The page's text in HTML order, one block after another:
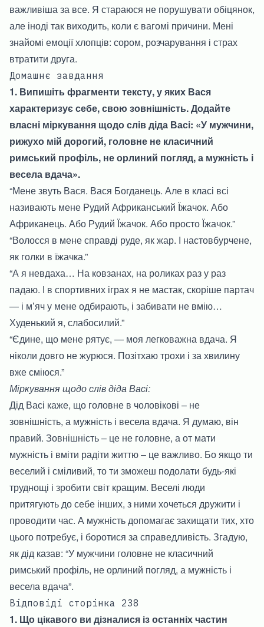
важливіша за все. Я стараюся не порушувати обіцянок,
але іноді так виходить, коли є вагомі причини. Мені
знайомі емоції хлопців: сором, розчарування і страх
втратити друга.
Домашнє завдання
1. Випишіть фрагменти тексту, у яких Вася
характеризує себе, свою зовнішність. Додайте
власні міркування щодо слів діда Васі: «У мужчини,
рижухо мій дорогий, головне не класичний
римський профіль, не орлиний погляд, а мужність і
весела вдача».
“Мене звуть Вася. Вася Богданець. Але в класі всі
називають мене Рудий Африканський Їжачок. Або
Африканець. Або Рудий Їжачок. Або просто Їжачок.”
“Волосся в мене справді руде, як жар. І настовбурчене,
як голки в їжачка.”
“А я невдаха… На ковзанах, на роликах раз у раз
падаю. І в спортивних іграх я не мастак, скоріше партач
— і м’яч у мене одбирають, і забивати не вмію…
Худенький я, слабосилий.”
“Єдине, що мене рятує, — моя легковажна вдача. Я
ніколи довго не журюся. Позітхаю трохи і за хвилину
вже сміюся.”
Міркування щодо слів діда Васі:
Дід Васі каже, що головне в чоловікові – не
зовнішність, а мужність і весела вдача. Я думаю, він
правий. Зовнішність – це не головне, а от мати
мужність і вміти радіти життю – це важливо. Бо якщо ти
веселий і сміливий, то ти зможеш подолати будь-які
труднощі і зробити світ кращим. Веселі люди
притягують до себе інших, з ними хочеться дружити і
проводити час. А мужність допомагає захищати тих, хто
цього потребує, і боротися за справедливість. Згадую,
як дід казав: “У мужчини головне не класичний
римський профіль, не орлиний погляд, а мужність і
весела вдача”.
Відповіді сторінка 238
1. Що цікавого ви дізналися із останніх частин